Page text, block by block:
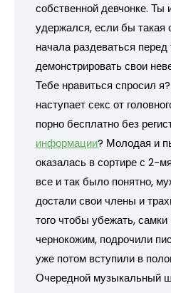
собственной девчонке.
удержался, если бы такая
начала раздеваться
демонстрировать свои
Тебе нравиться спросил
наступает секс от
порно бесплатно без
информации? Молодая и
оказалась в сортире с 2-
все и так было понятно,
достали свои члены и
того чтобы убежать,
чернокожим, подрочили
уже потом вступили в
Очередной музыкальный